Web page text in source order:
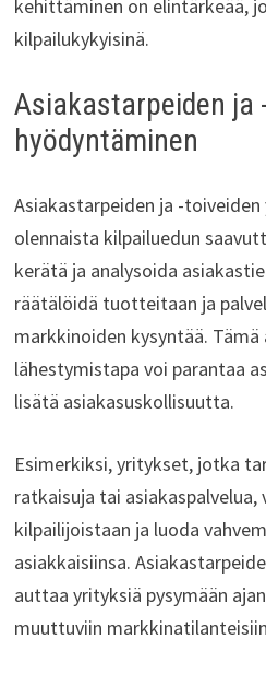
kehittäminen on elintärkeää,
kilpailukykyisinä.
Asiakastarpeiden ja
hyödyntäminen
Asiakastarpeiden ja -
olennaista kilpailuedun
kerätä ja analysoida
räätälöidä tuotteitaan ja
markkinoiden kysyntää.
lähestymistapa voi parantaa
lisätä asiakasuskollisuutta.
Esimerkiksi, yritykset, jotka
ratkaisuja tai
kilpailijoistaan ja luoda
asiakkaisiinsa.
auttaa yrityksiä pysymään
muuttuviin